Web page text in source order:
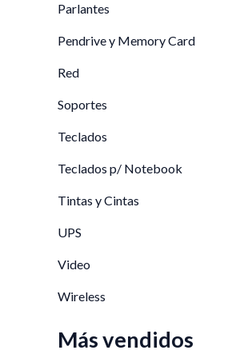
Parlantes
Pendrive y Memory Card
Red
Soportes
Teclados
Teclados p/ Notebook
Tintas y Cintas
UPS
Video
Wireless
Más vendidos